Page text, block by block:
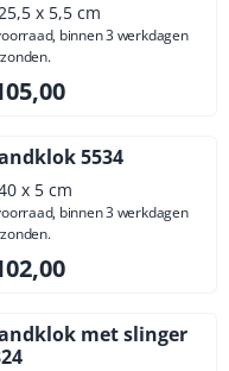
x 5,5 cm
binnen 3 werkdagen
105,00, exclusief btw:
5534
x 5 cm
binnen 3 werkdagen
102,00, exclusief btw:
met slinger